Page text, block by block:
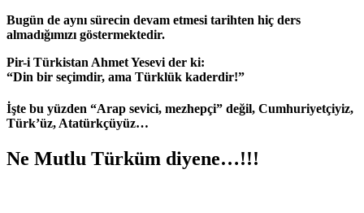
Bugün de aynı sürecin devam etmesi tarihten hiç ders
almadığımızı göstermektedir.
Pir-i Türkistan Ahmet Yesevi der ki:
“Din bir seçimdir, ama Türklük kaderdir!”
İşte bu yüzden “Arap sevici, mezhepçi” değil, Cumhuriyetçiyiz,
Türk’üz, Atatürkçüyüz…
Ne Mutlu Türküm diyene…!!!